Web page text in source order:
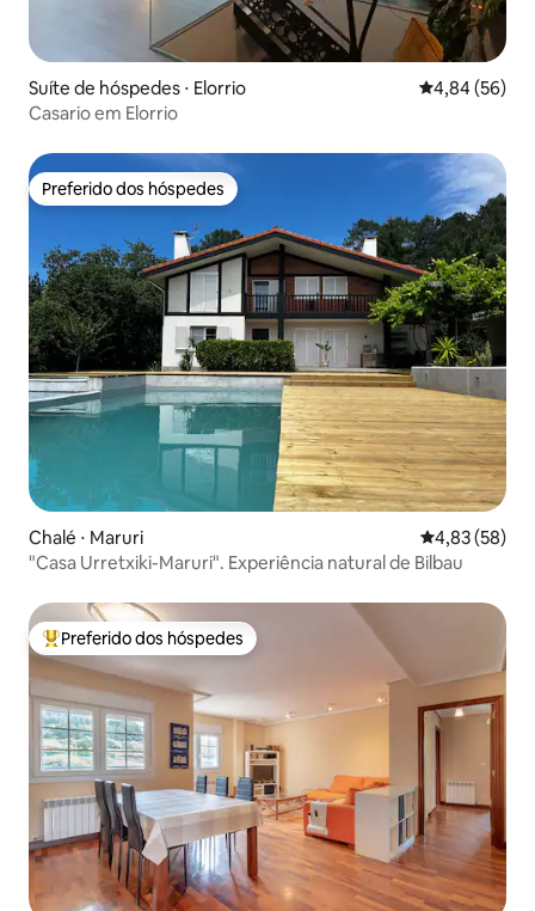
Suíte de hóspedes ⋅ Elorrio 4,84 de uma
4,84 (56)
Casario em Elorrio
Preferido dos hóspedes
Preferido dos hóspedes
Chalé ⋅ Maruri 4,83 de uma
4,83 (58)
"Casa Urretxiki-Maruri". Experiência natural de Bilbau
Entre os melhores preferidos dos hóspedes
Preferido dos hóspedes